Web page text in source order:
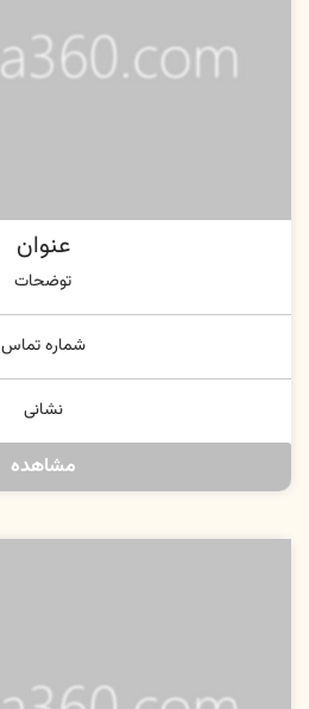
عنوان
توضحات
شماره تماس
نشانی
مشاهده